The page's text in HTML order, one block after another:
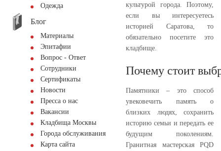
Одежда
Блог
Материалы
Эпитафии
Вопрос - Ответ
Сотрудники
Сертификаты
Новости
Пресса о нас
Вакансии
Кладбища Москвы
Города обслуживания
Карта сайта
культурой города. Поэтому,
если вы интересуетесь
историей Саратова, то
обязательно посетите это
кладбище.
Почему стоит
Памятники – это способ
увековечить память о
близких людях, сохранить
историю семьи и передать ее
будущим поколениям.
Гранитная мастерская PQD